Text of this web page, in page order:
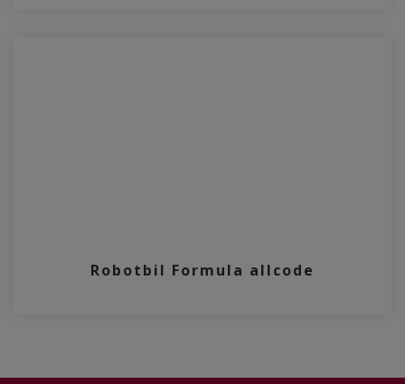
Robotbil Formula allcode